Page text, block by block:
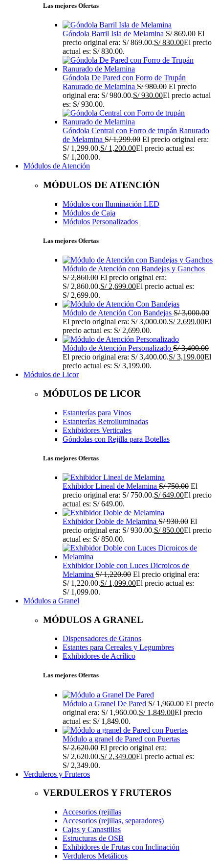
Las mejores Ofertas
Góndola Barril Isla de Melamina S/869.00 El
precio original era: S/ 869.00.S/830.00El precio
actual es: S/ 830.00.
Góndola De Pared con Forro de Trupán
Ranurado de Melamina S/980.00 El precio
original era: S/ 980.00.S/930.00El precio actual
es: S/ 930.00.
Góndola Central con Forro de trupán Ranurado
de Melamina S/1,299.00 El precio original era:
S/ 1,299.00.S/1,200.00El precio actual es:
S/ 1,200.00.
Módulos de Atención
MÓDULOS DE ATENCIÓN
Módulos con Iluminación LED
Módulos de Caja
Módulos Personalizados
Las mejores Ofertas
Módulo de Atención con Bandejas y Ganchos
S/2,860.00 El precio original era:
S/ 2,860.00.S/2,699.00El precio actual es:
S/ 2,699.00.
Módulo de Atención Con Bandejas S/3,000.00
El precio original era: S/ 3,000.00.S/2,699.00El
precio actual es: S/ 2,699.00.
Módulo de Atención Personalizado S/3,400.00
El precio original era: S/ 3,400.00.S/3,199.00El
precio actual es: S/ 3,199.00.
Módulos de Licor
MÓDULOS DE LICOR
Estanterías para Vinos
Estanterías Retroiluminadas
Exhibidores Verticales
Góndolas con Rejilla para Botellas
Las mejores Ofertas
Exhibidor Lineal de Melamina S/750.00 El
precio original era: S/ 750.00.S/649.00El precio
actual es: S/ 649.00.
Exhibidor Doble de Melamina S/930.00 El
precio original era: S/ 930.00.S/850.00El precio
actual es: S/ 850.00.
Exhibidor Doble con Luces Dicroicos de
Melamina S/1,220.00 El precio original era:
S/ 1,220.00.S/1,099.00El precio actual es:
S/ 1,099.00.
Módulos a Granel
MÓDULOS A GRANEL
Dispensadores de Granos
Estantes para Cereales y Legumbres
Exhibidores de Acrílico
Las mejores Ofertas
Módulo a Granel De Pared S/1,960.00 El precio
original era: S/ 1,960.00.S/1,849.00El precio
actual es: S/ 1,849.00.
Módulo a granel de Pared con Puertas
S/2,620.00 El precio original era:
S/ 2,620.00.S/2,349.00El precio actual es:
S/ 2,349.00.
Verduleros y Fruteros
VERDULEROS Y FRUTEROS
Accesorios (rejillas
Accesorios (rejillas, separadores)
Cajas y Canastillas
Estructuras de OSB
Exhibidores de Frutas con Inclinación
Verduleros Metálicos